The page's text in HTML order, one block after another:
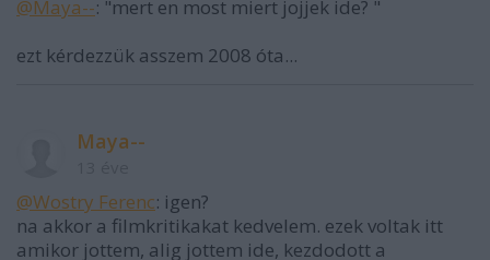
@Maya--: "mert en most miert jojjek ide? "
ezt kérdezzük asszem 2008 óta...
Maya--
@Wostry Ferenc: igen?
na akkor a filmkritikakat kedvelem. ezek voltak itt
amikor jottem, alig jottem ide, kezdodott a